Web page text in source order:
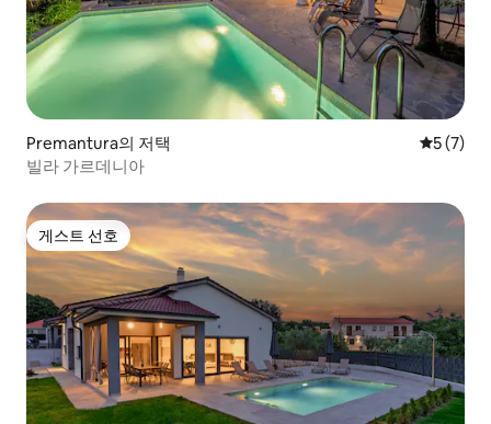
Premantura의 저택 평점 5점
5 (7)
빌라 가르데니아
게스트 선호
게스트 선호